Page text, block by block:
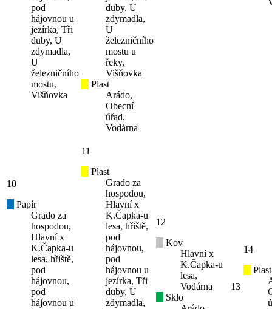
pod
hájovnou u
jezírka, Tři
duby, U
zdymadla,
U
železničního
mostu,
Višňovka
duby, U
zdymadla,
U
železničního
mostu u
řeky,
Višňovka
Plast
Arádo,
Obecní
úřad,
Vodárna
10
Papír
Grado za
hospodou,
Hlavní x
K.Čapka-u
lesa, hřiště,
pod
hájovnou,
pod
hájovnou u
11
Plast
Grado za
hospodou,
Hlavní x
K.Čapka-u
lesa, hřiště,
pod
hájovnou,
pod
hájovnou u
jezírka, Tři
duby, U
zdymadla,
12
Kov
Hlavní x
K.Čapka-u
lesa,
Vodárna
Sklo
13
14
Plast